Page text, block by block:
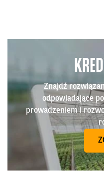
Znajdź
odpowiadające
prowadzeniem i